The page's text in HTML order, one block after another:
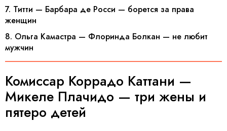
7. Титти — Барбара де Росси — борется за права
женщин
8. Ольга Камастра — Флоринда Болкан — не любит
мужчин
Комиссар Коррадо Каттани —
Микеле Плачидо — три жены и
пятеро детей